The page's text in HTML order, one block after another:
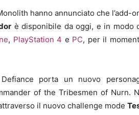
hanno annunciato che l’add-
è disponibile da oggi, e in modo
, PlayStation 4 e PC, per il
porta un nuovo
of the Tribesmen of Nurn.
il nuovo challenge mode